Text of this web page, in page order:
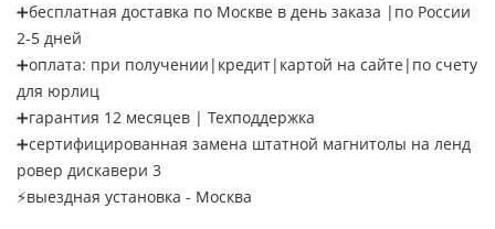
➕бесплатная доставка по Москве в день заказа |по России
2-5 дней
➕оплата: при получении|кредит|картой на сайте|по счету
для юрлиц
➕гарантия 12 месяцев | Техподдержка
➕сертифицированная замена штатной магнитолы на ленд
ровер дискавери 3
⚡выездная установка - Москва